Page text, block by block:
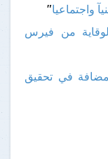
واجتماعيا"
من فيرس
في تحقيق